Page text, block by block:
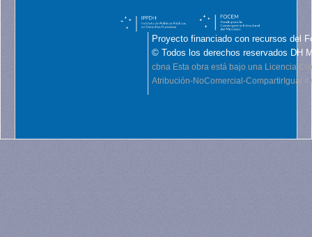
Proyecto financiado con recursos del
© Todos los derechos reservados DH
cbna Esta obra está bajo una Licencia
Atribución-NoComercial-CompartirIgual